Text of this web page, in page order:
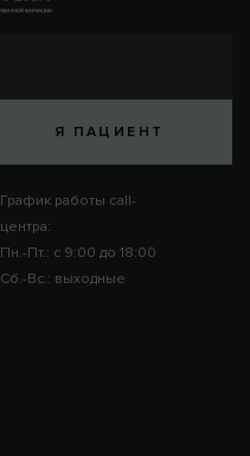
Я ПАЦИЕНТ
График работы call-
центра:
Пн.-Пт.: с 9:00 до 18:00
Сб.-Вс.: выходные